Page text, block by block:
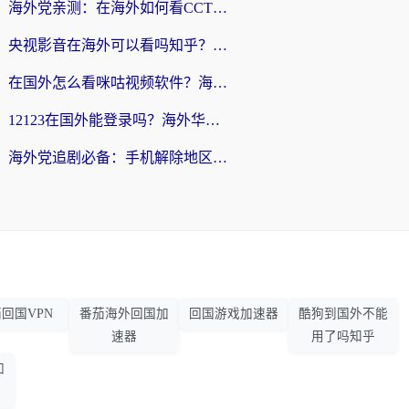
海外党亲测：在海外如何看CCTV？告别“仅限大陆播放”的实用指南
央视影音在海外可以看吗知乎？留学生亲测：3步解决地域限制+追剧自由
在国外怎么看咪咕视频软件？海外党亲测有效的回国加速方案
12123在国外能登录吗？海外华人必看的回国加速实用指南
海外党追剧必备：手机解除地区限制app怎么选？解决央视视频&国内剧地区限制全指南
国VPN
番茄海外回国加
速器
回国游戏加速器
酷狗到国外不能
用了吗知乎